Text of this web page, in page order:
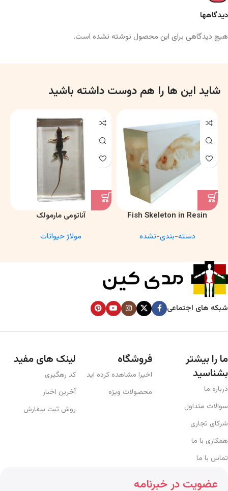
دیدگاهها
هیچ دیدگاهی برای این محصول نوشته نشده است.
شاید این ها را هم دوست داشته باشید
Fish Skeleton in Resin
Anatomy Specimen
دسته-بندی-نشده
آناتومی مارمولک
مولاژ حیوانات
شبکه های اجتماعی
ما را بیشتر
بشناسید
درباره ما
سوالات متداول
شرکای تجاری
همکاری با ما
تماس با ما
فروشگاه
اخیرا مشاهده کرده اید
محصولات ویژه
لینک های مفید
کد رهگیری
آخرین اخبار
روش ثبت سفارش
عضویت در خبرنامه